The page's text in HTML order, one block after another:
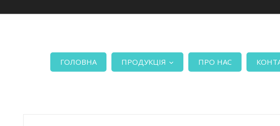
ГОЛОВНА ПРОДУКЦІЯ ПРО НАС